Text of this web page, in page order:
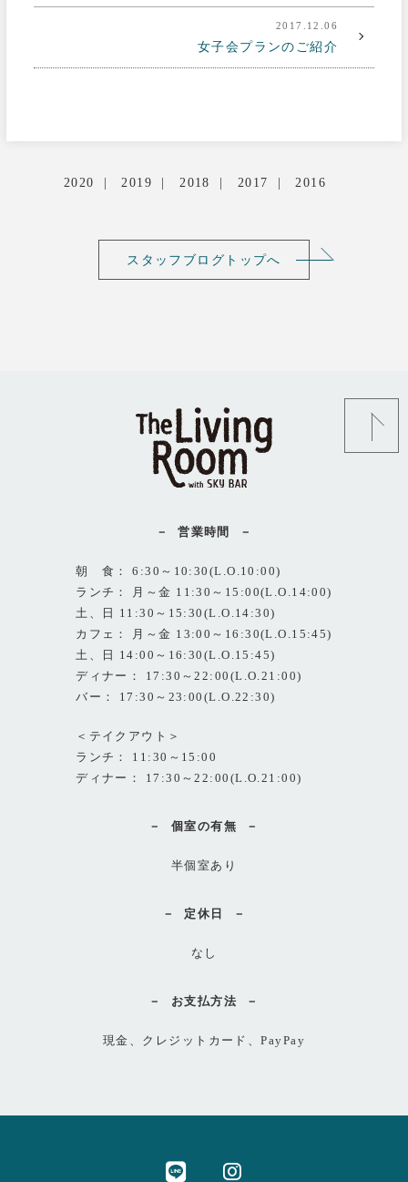
2017.12.06
女子会プランのご紹介
2020 2019 2018 2017 2016
スタッフブログトップへ
営業時間
朝 食： 6:30～10:30(L.O.10:00)
ランチ： 月～金 11:30～15:00(L.O.14:00)
土、日 11:30～15:30(L.O.14:30)
カフェ： 月～金 13:00～16:30(L.O.15:45)
土、日 14:00～16:30(L.O.15:45)
ディナー： 17:30～22:00(L.O.21:00)
バー： 17:30～23:00(L.O.22:30)
＜テイクアウト＞
ランチ： 11:30～15:00
ディナー： 17:30～22:00(L.O.21:00)
個室の有無
半個室あり
定休日
なし
お支払方法
現金、クレジットカード、PayPay